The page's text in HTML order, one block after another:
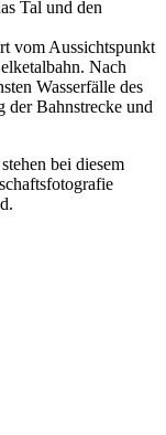
Tal und den
vom Aussichtspunkt
Nach
Wasserfälle des
der Bahnstrecke und
bei diesem